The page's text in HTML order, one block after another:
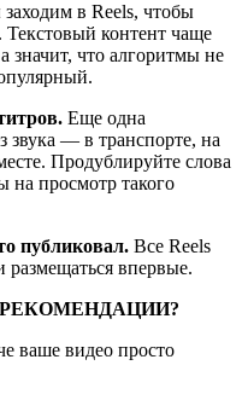
в Reels, чтобы
Текстовый контент чаще
значит, что алгоритмы не
Еще одна
звука — в транспорте, на
Продублируйте слова
на просмотр такого
публиковал. Все Reels
впервые.
ваше видео просто